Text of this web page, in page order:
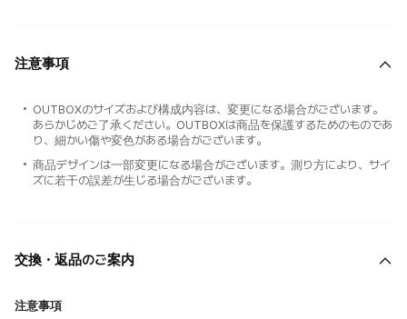
注意事項
OUTBOXのサイズおよび構成内容は、変更になる場合がございます。
あらかじめご了承ください。OUTBOXは商品を保護するためのものであ
り、細かい傷や変色がある場合がございます。
商品デザインは一部変更になる場合がございます。測り方により、サイ
ズに若干の誤差が生じる場合がございます。
交換・返品のご案内
注意事項